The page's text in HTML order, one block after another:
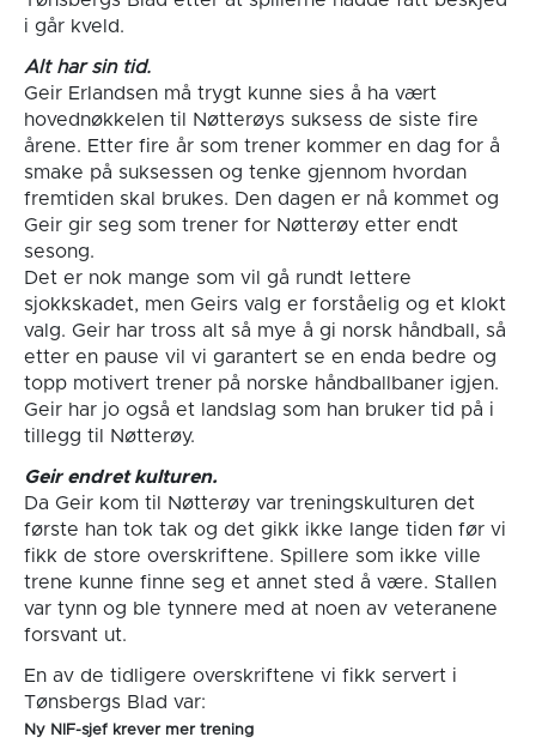
i går kveld.
Alt har sin tid.
Geir Erlandsen må trygt kunne sies å ha vært
hovednøkkelen til Nøtterøys suksess de siste fire
årene. Etter fire år som trener kommer en dag for å
smake på suksessen og tenke gjennom hvordan
fremtiden skal brukes. Den dagen er nå kommet og
Geir gir seg som trener for Nøtterøy etter endt
sesong.
Det er nok mange som vil gå rundt lettere
sjokkskadet, men Geirs valg er forståelig og et klokt
valg. Geir har tross alt så mye å gi norsk håndball, så
etter en pause vil vi garantert se en enda bedre og
topp motivert trener på norske håndballbaner igjen.
Geir har jo også et landslag som han bruker tid på i
tillegg til Nøtterøy.
Geir endret kulturen.
Da Geir kom til Nøtterøy var treningskulturen det
første han tok tak og det gikk ikke lange tiden før vi
fikk de store overskriftene. Spillere som ikke ville
trene kunne finne seg et annet sted å være. Stallen
var tynn og ble tynnere med at noen av veteranene
forsvant ut.
En av de tidligere overskriftene vi fikk servert i
Tønsbergs Blad var:
Ny NIF-sjef krever mer trening